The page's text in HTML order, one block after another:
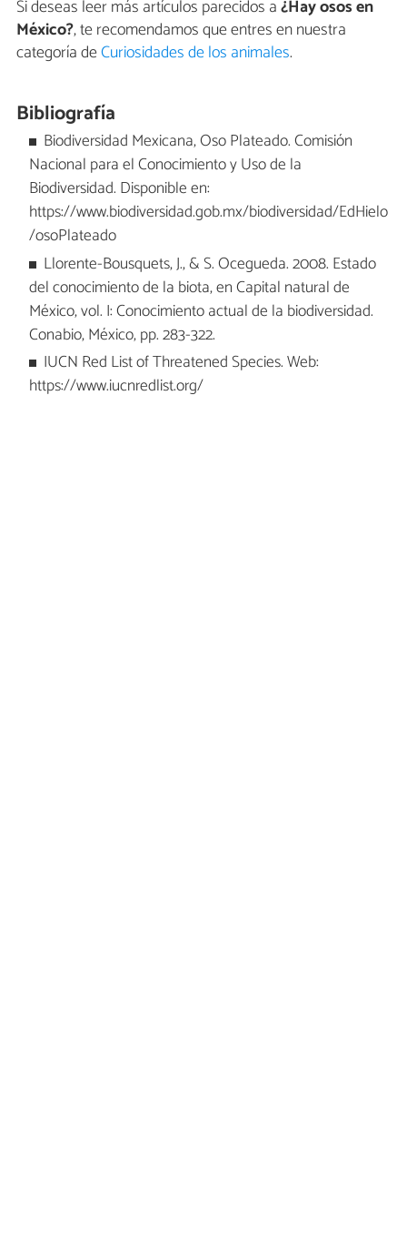
Si deseas leer más artículos parecidos a¿Hay osos en
México?, te recomendamos que entres en nuestra
categoría deCuriosidades de los animales.
Bibliografía
Biodiversidad Mexicana, Oso Plateado. Comisión
Nacional para el Conocimiento y Uso de la
Biodiversidad. Disponible en:
https://www.biodiversidad.gob.mx/biodiversidad/EdHielo
/osoPlateado
Llorente-Bousquets, J., & S. Ocegueda. 2008. Estado
del conocimiento de la biota, en Capital natural de
México, vol. I: Conocimiento actual de la biodiversidad.
Conabio, México, pp. 283-322.
IUCN Red List of Threatened Species. Web:
https://www.iucnredlist.org/